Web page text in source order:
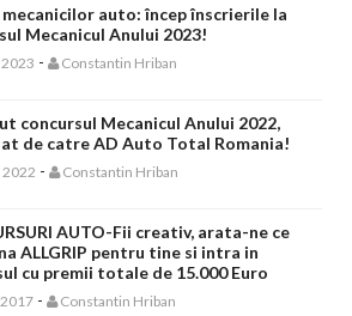
auto: încep înscrierile la
Mecanicul Anului 2023!
2023 - Constantin Hriban
concursul Mecanicul Anului 2022,
de catre AD Auto Total Romania!
2022 - Constantin Hriban
AUTO-Fii creativ, arata-ne ce
ALLGRIP pentru tine si intra in
cu premii totale de 15.000 Euro
2017 - Constantin Hriban